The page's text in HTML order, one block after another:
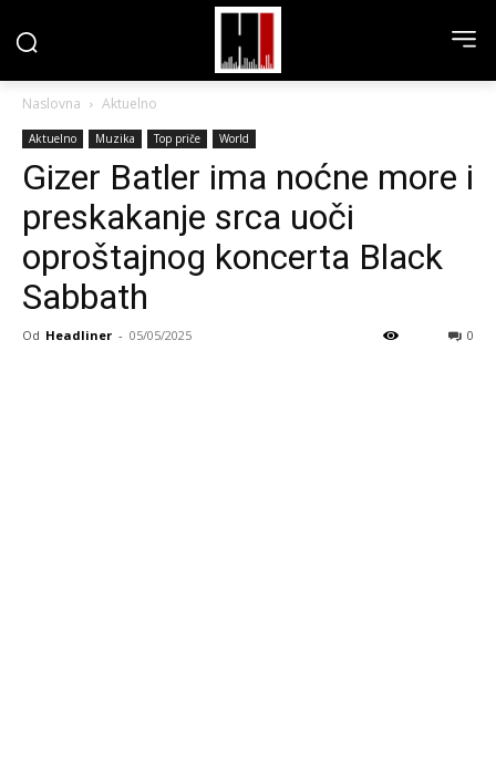
Naslovna Aktuelno
Aktuelno Muzika Top priče World
Gizer Batler ima noćne more i
preskakanje srca uoči
oproštajnog koncerta Black
Sabbath
Od Headliner - 05/05/2025 0